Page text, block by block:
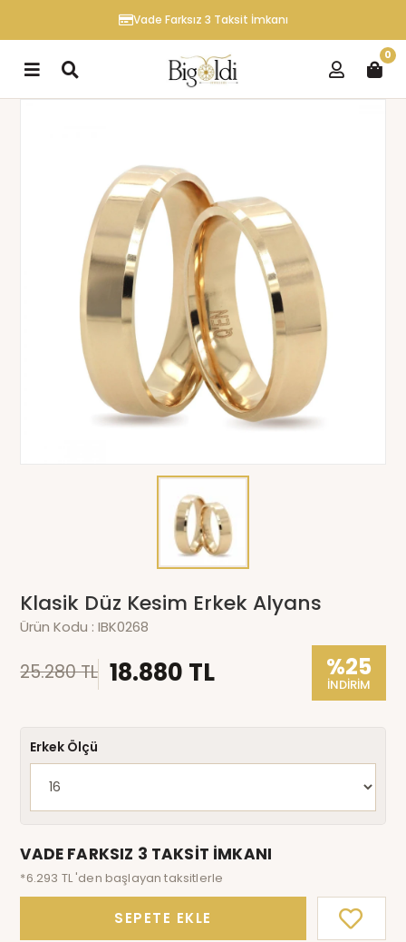
Vade Farksız 3 Taksit İmkanı
0
Klasik Düz Kesim Erkek Alyans
Ürün Kodu :IBK0268
25.280 TL 18.880 TL %25
İNDİRİM
Erkek Ölçü
VADE FARKSIZ 3 TAKSİT İMKANI
*6.293 TL 'den başlayan taksitlerle
SEPETE EKLE